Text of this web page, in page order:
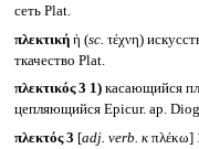
сеть Plat.
πλεκτική ἡ (sc. τέχνη)
ткачество Plat.
πλεκτικός 3 1)касающийся
цепляющийся Epicur. ap.
πλεκτός 3 [adj. verb. кπλέκω]